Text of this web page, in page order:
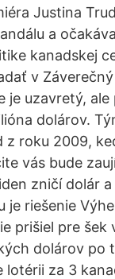
Justina
a
kanadskej
v
je uzavretý, ale
dolárov.
z roku 2009,
vás bude
zničí dolár a
je riešenie
prišiel pre šek
dolárov po
lotérii za 3